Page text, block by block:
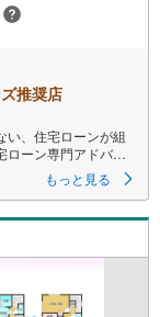
推奨店
い、住宅ローンが組
ローン専門アドバイ
したい、他社に販売
方。一定期間で成
額で当社が買取致し
もっと見る